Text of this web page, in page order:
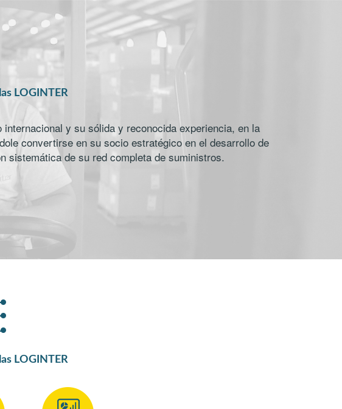
LOGINTER
y su sólida y reconocida experiencia, en la
convertirse en su socio estratégico en el desarrollo de
sistemática de su red completa de suministros.
LOGINTER